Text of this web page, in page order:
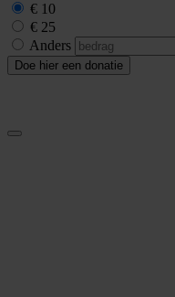
€ 10
€ 25
Anders
Doe hier een donatie